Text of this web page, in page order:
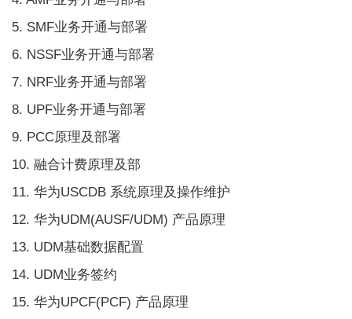
5. SMF业务开通与部署
6. NSSF业务开通与部署
7. NRF业务开通与部署
8. UPF业务开通与部署
9. PCC原理及部署
10. 融合计费原理及部
11. 华为USCDB 系统原理及操作维护
12. 华为UDM(AUSF/UDM) 产品原理
13. UDM基础数据配置
14. UDM业务签约
15. 华为UPCF(PCF) 产品原理